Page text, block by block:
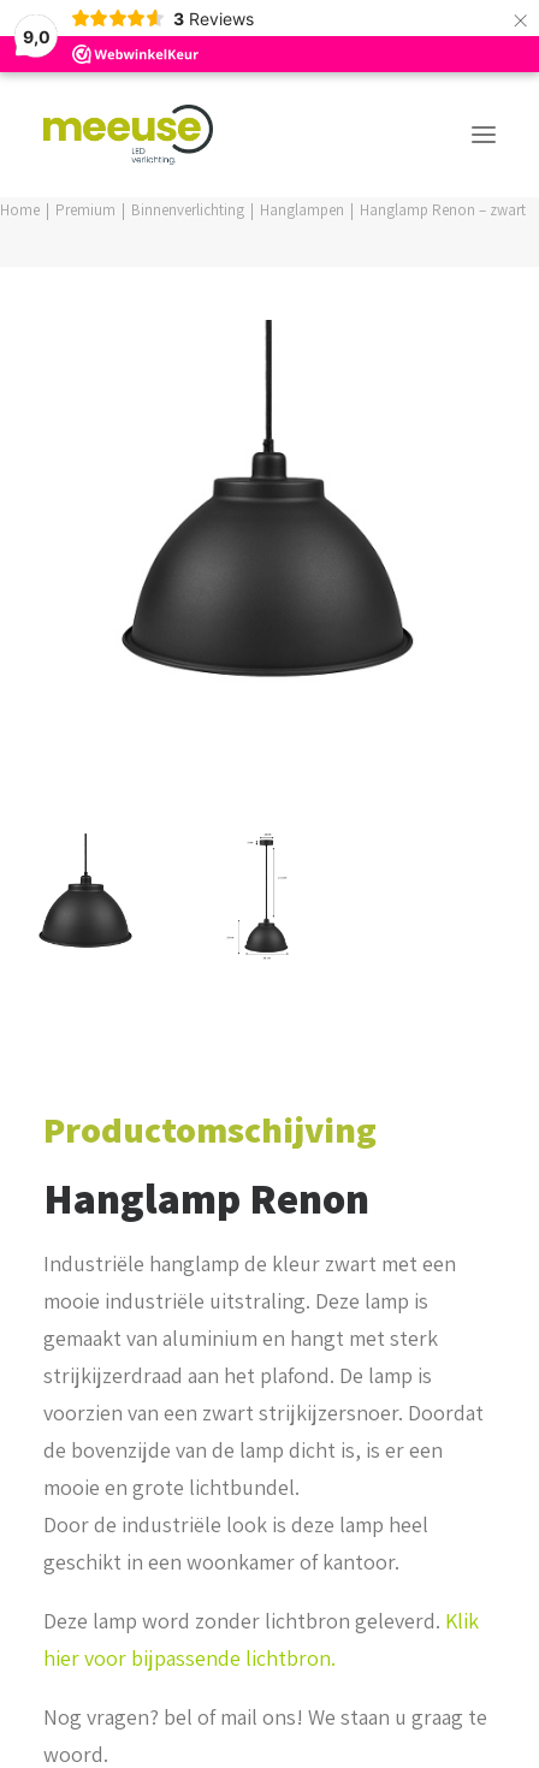
9,0
3 Reviews ×
LOGIN / REGISTER
WINKELWAGEN
Home Premium Binnenverlichting Hanglampen Hanglamp Renon – zwart
Productomschijving
Hanglamp Renon
Industriële hanglamp de kleur zwart met een
mooie industriële uitstraling. Deze lamp is
gemaakt van aluminium en hangt met sterk
strijkijzerdraad aan het plafond. De lamp is
voorzien van een zwart strijkijzersnoer. Doordat
de bovenzijde van de lamp dicht is, is er een
mooie en grote lichtbundel.
Door de industriële look is deze lamp heel
geschikt in een woonkamer of kantoor.
Deze lamp word zonder lichtbron geleverd. Klik
hier voor bijpassende lichtbron.
Nog vragen? bel of mail ons! We staan u graag te
woord.